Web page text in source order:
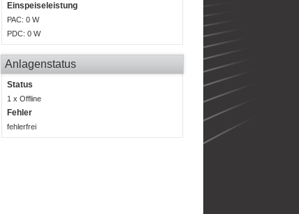
Einspeiseleistung
PAC: 0 W
PDC: 0 W
Anlagenstatus
Status
1 x Offline
Fehler
fehlerfrei